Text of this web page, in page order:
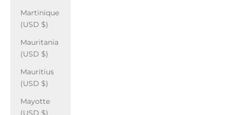
Martinique
(USD $)
Mauritania
(USD $)
Mauritius
(USD $)
Mayotte
(USD $)